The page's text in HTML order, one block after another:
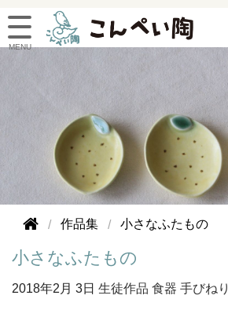
作品集 小さなふたもの
小さなふたもの
2018年2月 3日 生徒作品 食器 手びねり